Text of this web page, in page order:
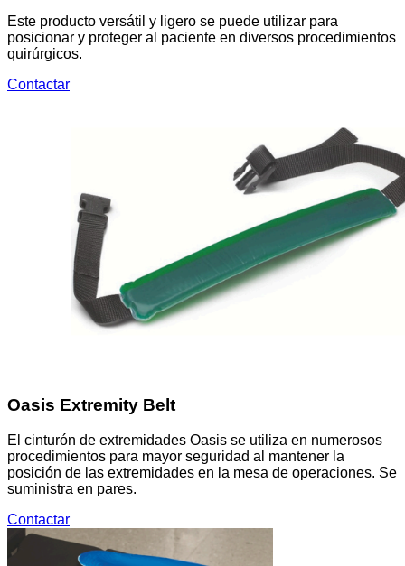
Este producto versátil y ligero se puede utilizar para
posicionar y proteger al paciente en diversos procedimientos
quirúrgicos.
Contactar
Oasis Extremity Belt
El cinturón de extremidades Oasis se utiliza en numerosos
procedimientos para mayor seguridad al mantener la
posición de las extremidades en la mesa de operaciones. Se
suministra en pares.
Contactar